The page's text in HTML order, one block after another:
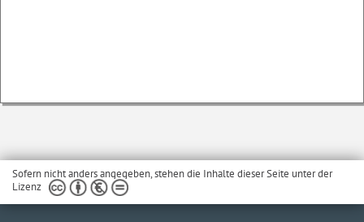
Sofern nicht anders angegeben, stehen die Inhalte dieser Seite unter der
Lizenz